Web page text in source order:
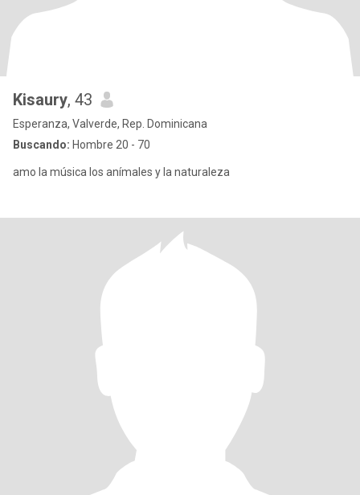
Kisaury, 43
Esperanza, Valverde, Rep. Dominicana
Buscando: Hombre 20 - 70
amo la música los anímales y la naturaleza